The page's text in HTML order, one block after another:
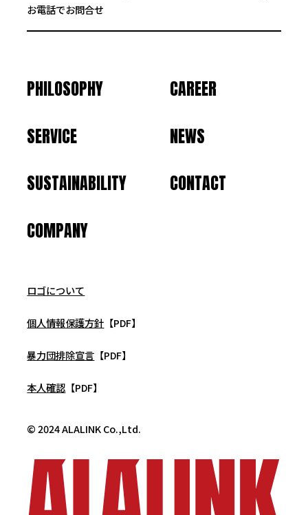
お電話でお問合せ
PHILOSOPHY
SERVICE
SUSTAINABILITY
COMPANY
CAREER
NEWS
CONTACT
ロゴについて
個人情報保護方針 【PDF】
暴力団排除宣言 【PDF】
本人確認 【PDF】
© 2024 ALALINK Co.,Ltd.